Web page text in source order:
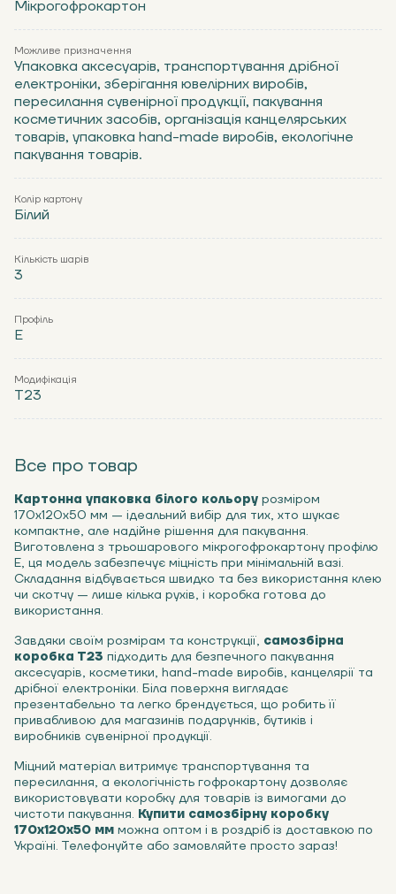
Мікрогофрокартон
Можливе призначення
Упаковка аксесуарів, транспортування дрібної
електроніки, зберігання ювелірних виробів,
пересилання сувенірної продукції, пакування
косметичних засобів, організація канцелярських
товарів, упаковка hand-made виробів, екологічне
пакування товарів.
Колір картону
Білий
Кількість шарів
3
Профіль
Е
Модифікація
Т23
Все про товар
Картонна упаковка білого кольору розміром
170х120х50 мм — ідеальний вибір для тих, хто шукає
компактне, але надійне рішення для пакування.
Виготовлена з трьошарового мікрогофрокартону профілю
Е, ця модель забезпечує міцність при мінімальній вазі.
Складання відбувається швидко та без використання клею
чи скотчу — лише кілька рухів, і коробка готова до
використання.
Завдяки своїм розмірам та конструкції, самозбірна
коробка Т23 підходить для безпечного пакування
аксесуарів, косметики, hand-made виробів, канцелярії та
дрібної електроніки. Біла поверхня виглядає
презентабельно та легко брендується, що робить її
привабливою для магазинів подарунків, бутиків і
виробників сувенірної продукції.
Міцний матеріал витримує транспортування та
пересилання, а екологічність гофрокартону дозволяє
використовувати коробку для товарів із вимогами до
чистоти пакування. Купити самозбірну коробку
170х120х50 мм можна оптом і в роздріб із доставкою по
Україні. Телефонуйте або замовляйте просто зараз!